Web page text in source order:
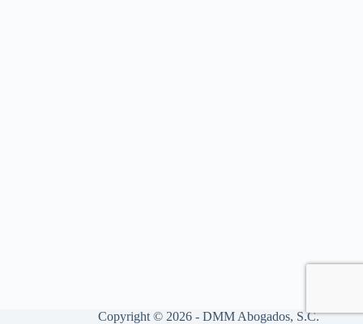
Copyright © 2026 - DMM Abogados, S.C.